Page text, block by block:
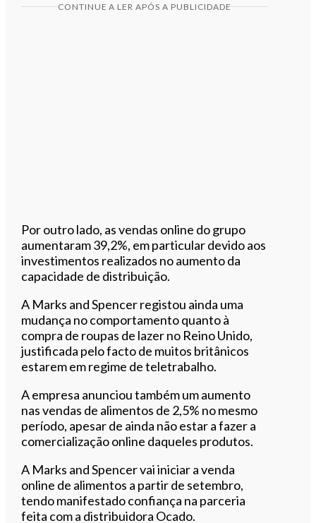
CONTINUE A LER APÓS A PUBLICIDADE
Por outro lado, as vendas online do grupo
aumentaram 39,2%, em particular devido aos
investimentos realizados no aumento da
capacidade de distribuição.
A Marks and Spencer registou ainda uma
mudança no comportamento quanto à
compra de roupas de lazer no Reino Unido,
justificada pelo facto de muitos britânicos
estarem em regime de teletrabalho.
A empresa anunciou também um aumento
nas vendas de alimentos de 2,5% no mesmo
período, apesar de ainda não estar a fazer a
comercialização online daqueles produtos.
A Marks and Spencer vai iniciar a venda
online de alimentos a partir de setembro,
tendo manifestado confiança na parceria
feita com a distribuidora Ocado.